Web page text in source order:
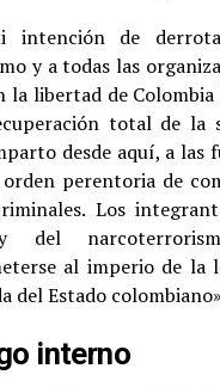
intención de
y a todas las
la libertad de
total de la
desde aquí, a las
perentoria de
Los
del
al imperio de
del Estado
interno